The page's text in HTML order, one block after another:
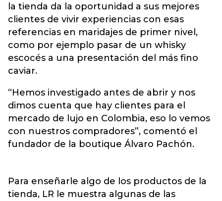
la tienda da la oportunidad a sus mejores
clientes de vivir experiencias con esas
referencias en maridajes de primer nivel,
como por ejemplo pasar de un whisky
escocés a una presentación del más fino
caviar.
“Hemos investigado antes de abrir y nos
dimos cuenta que hay clientes para el
mercado de lujo en Colombia, eso lo vemos
con nuestros compradores”, comentó el
fundador de la boutique Álvaro Pachón.
Para enseñarle algo de los productos de la
tienda, LR le muestra algunas de las